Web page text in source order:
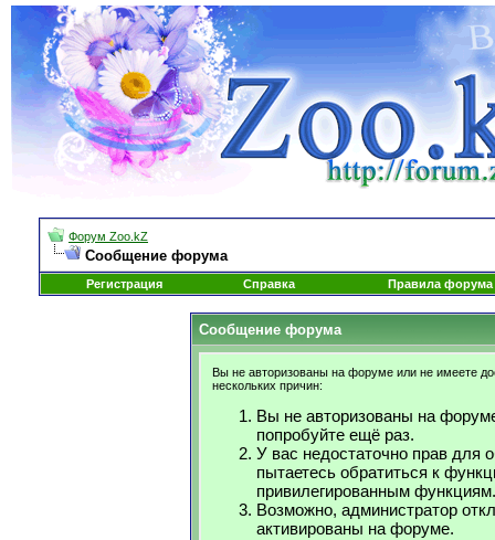
Форум Zoo.kZ
Сообщение форума
Регистрация Справка Правила форума
Сообщение форума
Вы не авторизованы на форуме или не имеете
нескольких причин:
Вы не авторизованы на
попробуйте ещё раз.
У вас недостаточно прав для
пытаетесь обратиться к
привилегированным функциям.
Возможно, администратор
активированы на форуме.